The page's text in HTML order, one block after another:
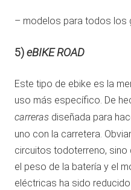
– modelos para todos los
5)eBIKE ROAD
Este tipo de ebike es la
uso más específico. De
carreras diseñada para
uno con la carretera.
circuitos todoterreno, sino
el peso de la batería y el
eléctricas ha sido reducido